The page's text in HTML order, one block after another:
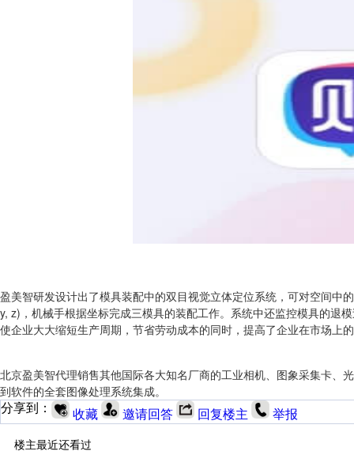
盈美智研发设计出了模具装配中的双目视觉立体定位系统，可对空间
y, z)，机械手根据坐标完成三模具的装配工作。系统中还监控模具的退
使企业大大缩短生产周期，节省劳动成本的同时，提高了企业在市场上
北京盈美智代理销售其他国际各大知名厂商的工业相机、图象采集卡、
到软件的全套图像处理系统集成。
分享到： 收藏 邀请回答 回复楼主 举报
楼主最近还看过